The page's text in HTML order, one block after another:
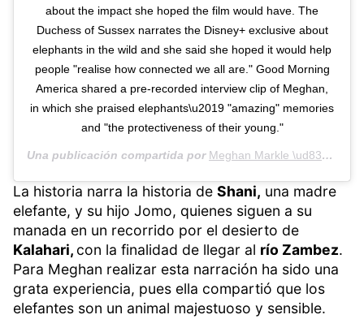
about the impact she hoped the film would have. The
Duchess of Sussex narrates the Disney+ exclusive about
elephants in the wild and she said she hoped it would help
people "realise how connected we all are." Good Morning
America shared a pre-recorded interview clip of Meghan,
in which she praised elephants\u2019 "amazing" memories
and "the protectiveness of their young."
Una publicación compartida por Meghan Markle \ud83d\udd35
La historia narra la historia de Shani, una madre
elefante, y su hijo Jomo, quienes siguen a su
manada en un recorrido por el desierto de
Kalahari, con la finalidad de llegar al río Zambez.
Para Meghan realizar esta narración ha sido una
grata experiencia, pues ella compartió que los
elefantes son un animal majestuoso y sensible.